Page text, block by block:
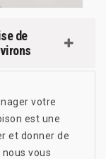
de
votre
est une
et donner de
vous